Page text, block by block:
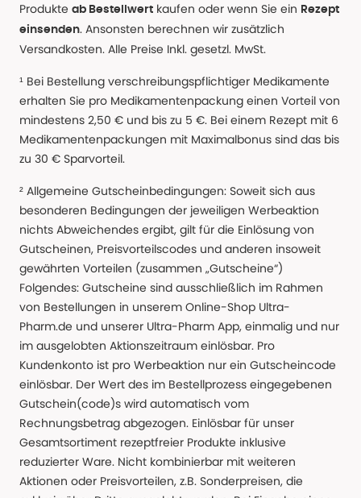
Produkte ab Bestellwert kaufen oder wenn Sie ein Rezept
einsenden. Ansonsten berechnen wir zusätzlich
Versandkosten. Alle Preise Inkl. gesetzl. MwSt.
¹ Bei Bestellung verschreibungspflichtiger Medikamente
erhalten Sie pro Medikamentenpackung einen Vorteil von
mindestens 2,50 € und bis zu 5 €. Bei einem Rezept mit 6
Medikamentenpackungen mit Maximalbonus sind das bis
zu 30 € Sparvorteil.
² Allgemeine Gutscheinbedingungen: Soweit sich aus
besonderen Bedingungen der jeweiligen Werbeaktion
nichts Abweichendes ergibt, gilt für die Einlösung von
Gutscheinen, Preisvorteilscodes und anderen insoweit
gewährten Vorteilen (zusammen „Gutscheine“)
Folgendes: Gutscheine sind ausschließlich im Rahmen
von Bestellungen in unserem Online-Shop Ultra-
Pharm.de und unserer Ultra-Pharm App, einmalig und nur
im ausgelobten Aktionszeitraum einlösbar. Pro
Kundenkonto ist pro Werbeaktion nur ein Gutscheincode
einlösbar. Der Wert des im Bestellprozess eingegebenen
Gutschein(code)s wird automatisch vom
Rechnungsbetrag abgezogen. Einlösbar für unser
Gesamtsortiment rezeptfreier Produkte inklusive
reduzierter Ware. Nicht kombinierbar mit weiteren
Aktionen oder Preisvorteilen, z.B. Sonderpreisen, die